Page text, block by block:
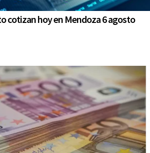
cotizan hoy en Mendoza 6 agosto